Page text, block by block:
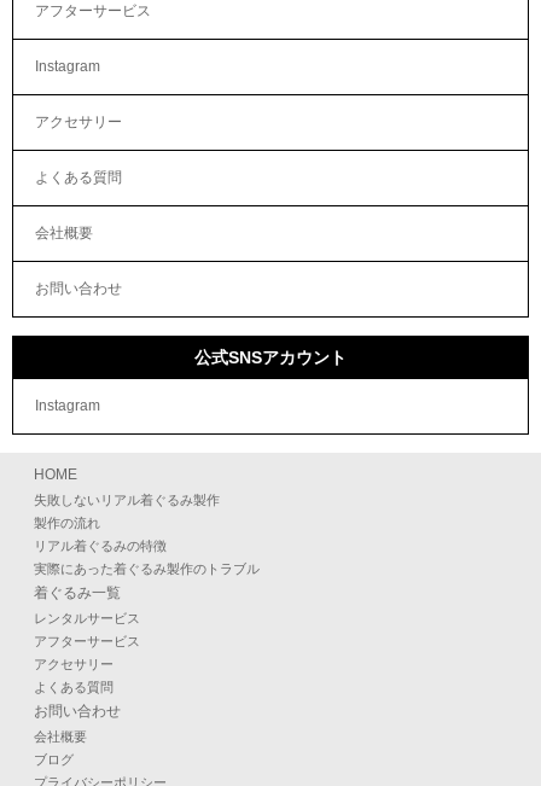
アフターサービス
Instagram
アクセサリー
よくある質問
会社概要
お問い合わせ
公式SNSアカウント
Instagram
HOME
失敗しないリアル着ぐるみ製作
製作の流れ
リアル着ぐるみの特徴
実際にあった着ぐるみ製作のトラブル
着ぐるみ一覧
レンタルサービス
アフターサービス
アクセサリー
よくある質問
お問い合わせ
会社概要
ブログ
プライバシーポリシー